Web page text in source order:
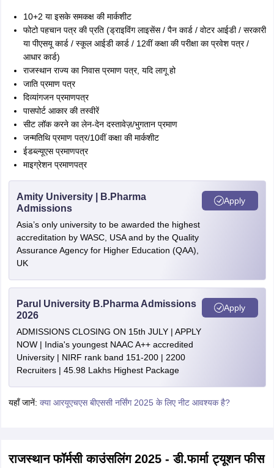
10+2 या इसके समकक्ष की मार्कशीट
फोटो पहचान पत्र की प्रति (ड्राइविंग लाइसेंस / पैन कार्ड / वोटर आईडी / सरकारी
या पीएसयू कार्ड / स्कूल आईडी कार्ड / 12वीं कक्षा की परीक्षा का प्रवेश पत्र /
आधार कार्ड)
राजस्थान राज्य का निवास प्रमाण पत्र, यदि लागू हो
जाति प्रमाण पत्र
दिव्यांगजन प्रमाणपत्र
पासपोर्ट आकार की तस्वीरें
सीट लॉक करने का लेन-देन दस्तावेज़/भुगतान प्रमाण
जन्मतिथि प्रमाण पत्र/10वीं कक्षा की मार्कशीट
ईडब्ल्यूएस प्रमाणपत्र
माइग्रेशन प्रमाणपत्र
Amity University | B.Pharma
Admissions
Asia’s only university to be awarded the highest
accreditation by WASC, USA and by the Quality
Assurance Agency for Higher Education (QAA),
UK
Apply
Parul University B.Pharma Admissions
2026
ADMISSIONS CLOSING ON 15th JULY | APPLY
NOW | India's youngest NAAC A++ accredited
University | NIRF rank band 151-200 | 2200
Recruiters | 45.98 Lakhs Highest Package
Apply
यहाँ जानें: क्या आरयूएचएस बीएससी नर्सिंग 2025 के लिए नीट आवश्यक है?
राजस्थान फॉर्मसी काउंसलिंग 2025 - डी.फार्मा ट्यूशन फीस